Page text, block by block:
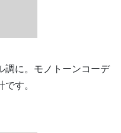
調に。モノトーンコーデ
す。